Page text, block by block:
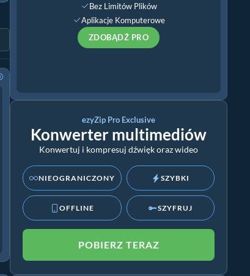
Bez Limitów Plików
Aplikacje Komputerowe
ZDOBĄDŹ PRO
ezyZip Pro Exclusive
Konwerter multimediów
Konwertuj i kompresuj dźwięk oraz wideo
NIEOGRANICZONY SZYBKI
OFFLINE SZYFRUJ
POBIERZ TERAZ